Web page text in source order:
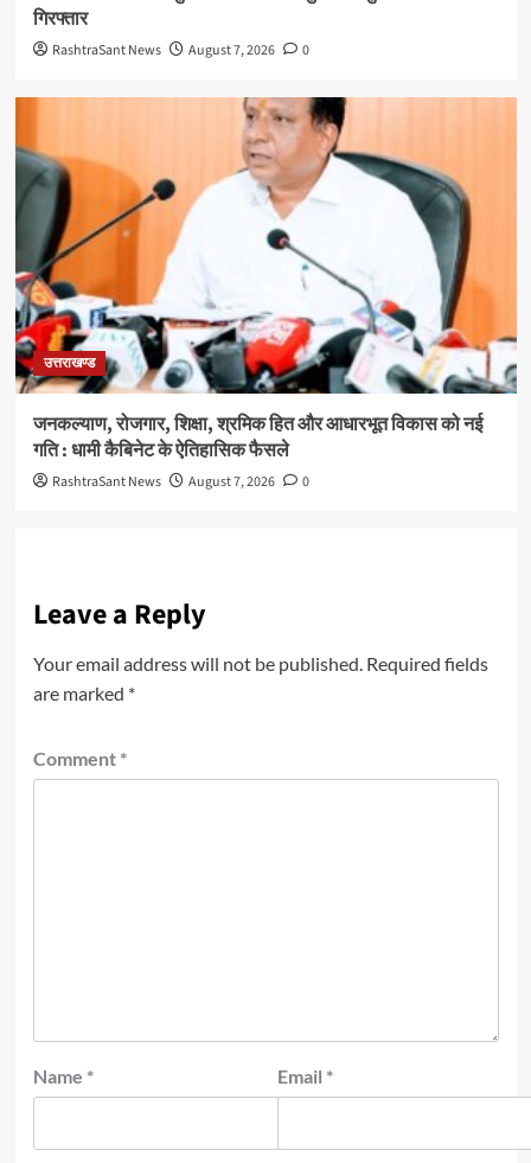
गिरफ्तार
RashtraSant News August 7, 2026 0
उत्तराखण्ड
जनकल्याण, रोजगार, शिक्षा, श्रमिक हित और आधारभूत विकास को नई
गति : धामी कैबिनेट के ऐतिहासिक फैसले
RashtraSant News August 7, 2026 0
Leave a Reply
Your email address will not be published. Required fields
are marked *
Comment *
Name * Email *